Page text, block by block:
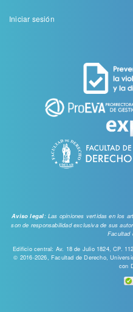
Menu
Iniciar sesión
Aviso legal: Las opiniones vertidas en los
son de responsabilidad exclusiva de sus
Facultad
Edificio central: Av. 18 de Julio 1824, CP.
© 2016-2026, Facultad de Derecho,
con